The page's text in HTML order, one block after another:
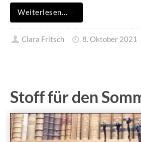
Weiterlesen…
Clara Fritsch 8. Oktober 2021
Stoff für den